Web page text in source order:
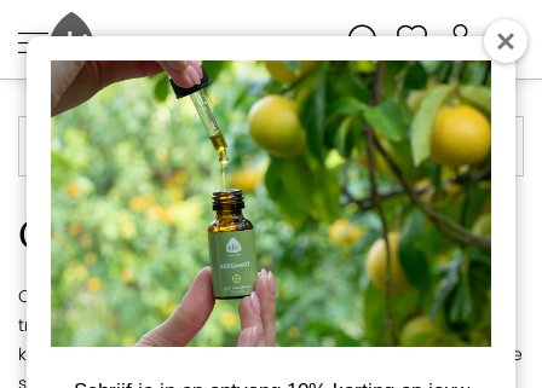
Chi Natural Life Blog
Op zoek naar inspiratie? Ontdek op de blog handige tips &
tricks, leuke recepten voor de huidverzorging én voor in de
keuken. We delen hier het laatste nieuws, wetenschappelijke
Blog navigatie